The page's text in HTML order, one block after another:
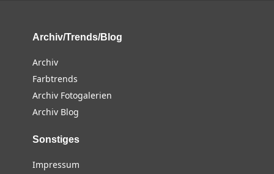
Archiv/Trends/Blog
Archiv
Farbtrends
Archiv Fotogalerien
Archiv Blog
Sonstiges
Impressum